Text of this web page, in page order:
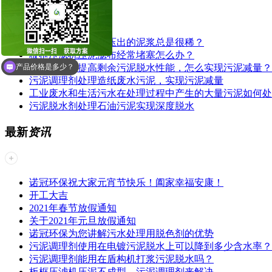
为什么板框压滤机压出的泥浆总是很稀？
板框压滤机压泥滤布经常堵塞怎么办？
污泥调理剂提高剩余污泥脱水性能，怎么实现污泥减量？
污泥调理剂处理造纸废水污泥，实现污泥减量
工业废水和生活污水在处理过程中产生的大量污泥如何
污泥脱水剂处理石油污泥实现深度脱水
最新资讯
诺冠环保祝大家元宵节快乐！阖家幸福安康！
开工大吉
2021年春节放假通知
关于2021年元旦放假通知
诺冠环保为您讲解污水处理用脱色剂的优势
污泥调理剂使用在电镀污泥脱水上可以降到多少含水率？
污泥调理剂能用在盾构机打浆污泥脱水吗？
产品价格是多少？